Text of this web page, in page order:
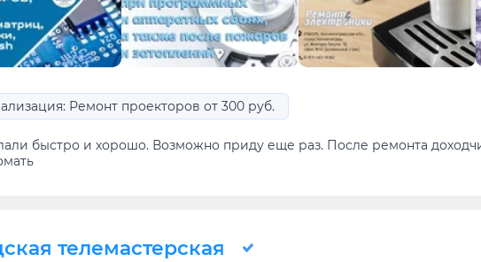
Ремонт проекторов от 300 руб.
быстро и хорошо. Возможно приду еще раз. После ремонта
телемастерская